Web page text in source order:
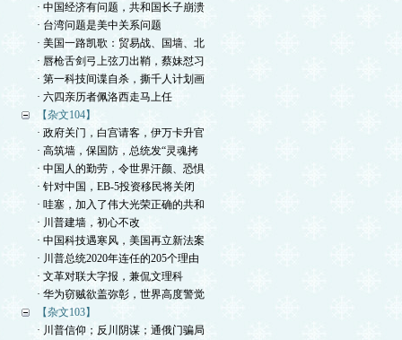
· 中国经济有问题，共和国长子崩溃
· 台湾问题是美中关系问题
· 美国一路凯歌：贸易战、国墙、北
· 唇枪舌剑弓上弦刀出鞘，蔡妹怼习
· 第一科技间谍自杀，撕千人计划画
· 六四亲历者佩洛西走马上任
【杂文104】
· 政府关门，白宫请客，伊万卡升官
· 高筑墙，保国防，总统发“灵魂拷
· 中国人的勤劳，令世界汗颜、恐惧
· 针对中国，EB-5投资移民将关闭
· 哇塞，加入了伟大光荣正确的共和
· 川普建墙，初心不改
· 中国科技遇寒风，美国再立新法案
· 川普总统2020年连任的205个理由
· 文革对联大字报，兼侃文理科
· 华为窃贼欲盖弥彰，世界高度警觉
【杂文103】
· 川普信仰；反川阴谋；通俄门骗局